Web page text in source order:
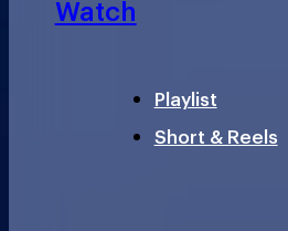
Watch
Playlist
Short & Reels